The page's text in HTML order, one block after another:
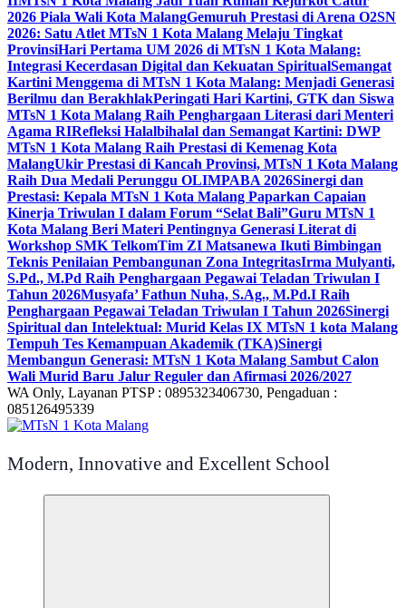
2026 Piala Wali Kota MalangGemuruh Prestasi di Arena O2SN
2026: Satu Atlet MTsN 1 Kota Malang Melaju Tingkat
ProvinsiHari Pertama UM 2026 di MTsN 1 Kota Malang:
Integrasi Kecerdasan Digital dan Kekuatan SpiritualSemangat
Kartini Menggema di MTsN 1 Kota Malang: Menjadi Generasi
Berilmu dan BerakhlakPeringati Hari Kartini, GTK dan Siswa
MTsN 1 Kota Malang Raih Penghargaan Literasi dari Menteri
Agama RIRefleksi Halalbihalal dan Semangat Kartini: DWP
MTsN 1 Kota Malang Raih Prestasi di Kemenag Kota
MalangUkir Prestasi di Kancah Provinsi, MTsN 1 Kota Malang
Raih Dua Medali Perunggu OLIMPABA 2026Sinergi dan
Prestasi: Kepala MTsN 1 Kota Malang Paparkan Capaian
Kinerja Triwulan I dalam Forum “Selat Bali”Guru MTsN 1
Kota Malang Beri Materi Pentingnya Generasi Literat di
Workshop SMK TelkomTim ZI Matsanewa Ikuti Bimbingan
Teknis Penilaian Pembangunan Zona IntegritasIrma Mulyanti,
S.Pd., M.Pd Raih Penghargaan Pegawai Teladan Triwulan I
Tahun 2026Musyafa’ Fathun Nuha, S.Ag., M.Pd.I Raih
Penghargaan Pegawai Teladan Triwulan I Tahun 2026Sinergi
Spiritual dan Intelektual: Murid Kelas IX MTsN 1 kota Malang
Tempuh Tes Kemampuan Akademik (TKA)Sinergi
Membangun Generasi: MTsN 1 Kota Malang Sambut Calon
Wali Murid Baru Jalur Reguler dan Afirmasi 2026/2027
WA Only, Layanan PTSP : 0895323406730, Pengaduan :
085126495339
Modern, Innovative and Excellent School